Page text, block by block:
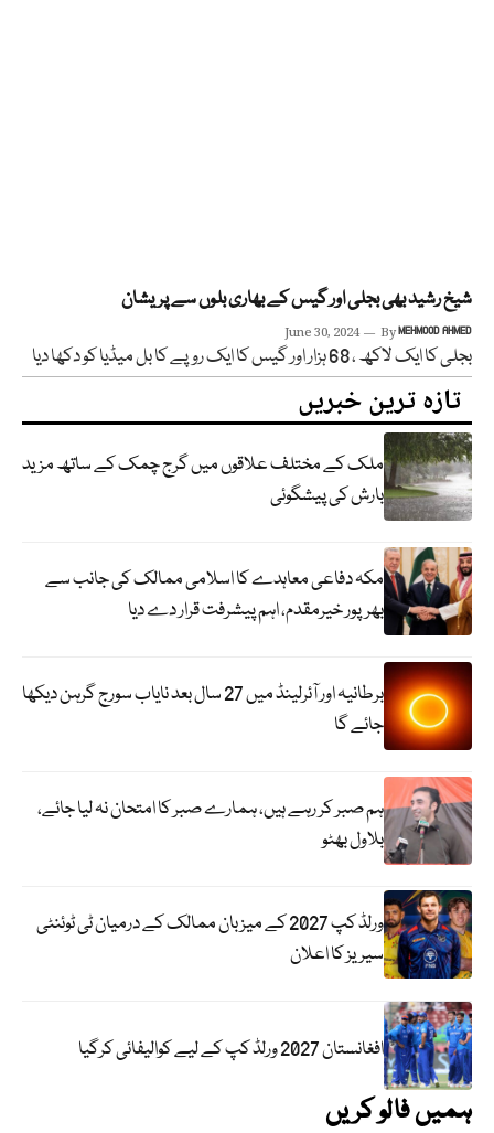
شیخ رشید بھی بجلی اور گیس کے بھاری بلوں سے پریشان
June 30, 2024 ByMEHMOOD AHMED
بجلی کا ایک لاکھ ، 68 ہزار اور گیس کا ایک روپے کا بل میڈیا کو دکھا دیا
تازہ ترین خبریں
ملک کے مختلف علاقوں میں گرج چمک کے ساتھ مزید
بارش کی پیشگوئی
مکہ دفاعی معاہدے کا اسلامی ممالک کی جانب سے
بھرپور خیرمقدم، اہم پیشرفت قرار دے دیا
برطانیہ اور آئرلینڈ میں 27 سال بعد نایاب سورج گرہن دیکھا
جائے گا
ہم صبر کر رہے ہیں، ہمارے صبر کا امتحان نہ لیا جائے،
بلاول بھٹو
ورلڈ کپ 2027 کے میزبان ممالک کے درمیان ٹی ٹوئنٹی
سیریز کا اعلان
افغانستان 2027 ورلڈ کپ کے لیے کوالیفائی کرگیا
ہمیں فالو کریں